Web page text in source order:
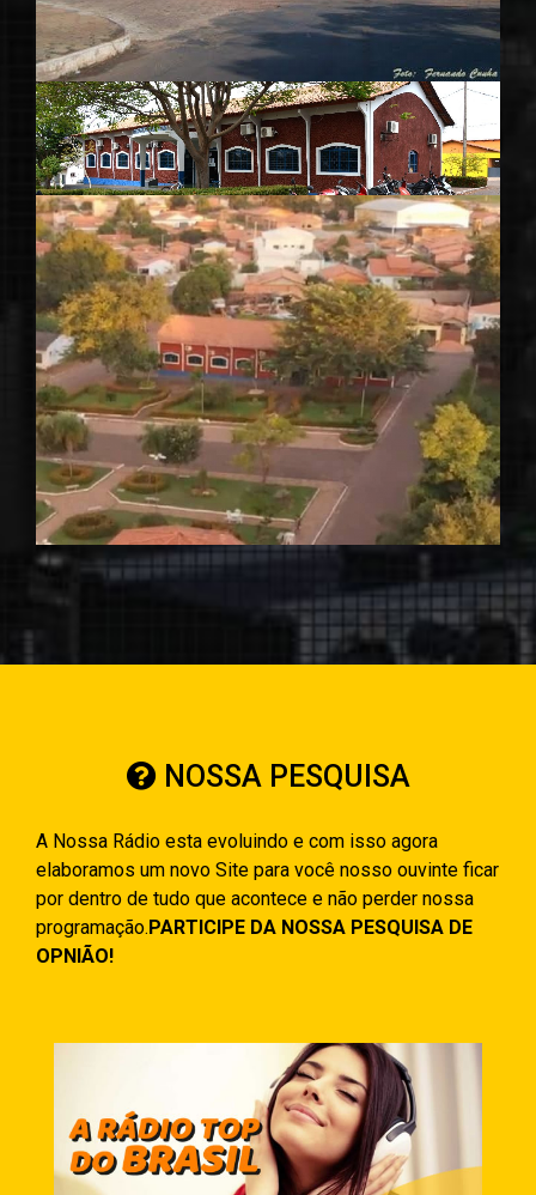
NOSSA PESQUISA
A Nossa Rádio esta evoluindo e com isso agora
elaboramos um novo Site para você nosso ouvinte ficar
por dentro de tudo que acontece e não perder nossa
programação.PARTICIPE DA NOSSA PESQUISA DE
OPNIÃO!